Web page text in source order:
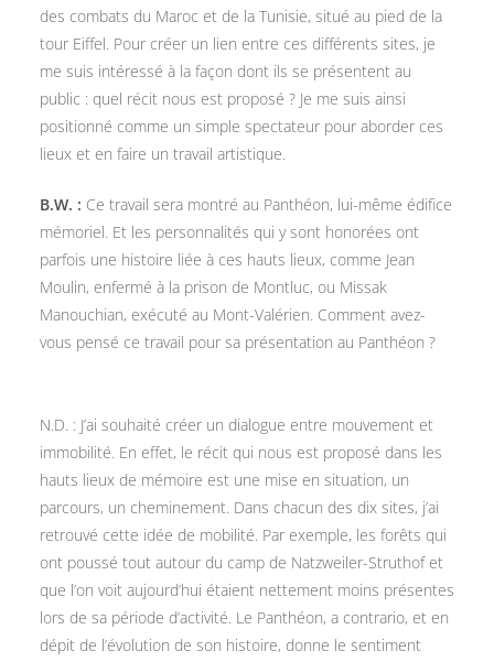
des combats du Maroc et de la Tunisie, situé au pied de la
tour Eiffel. Pour créer un lien entre ces différents sites, je
me suis intéressé à la façon dont ils se présentent au
public : quel récit nous est proposé ? Je me suis ainsi
positionné comme un simple spectateur pour aborder ces
lieux et en faire un travail artistique.
B.W. : Ce travail sera montré au Panthéon, lui-même édifice
mémoriel. Et les personnalités qui y sont honorées ont
parfois une histoire liée à ces hauts lieux, comme Jean
Moulin, enfermé à la prison de Montluc, ou Missak
Manouchian, exécuté au Mont-Valérien. Comment avez-
vous pensé ce travail pour sa présentation au Panthéon ?
N.D. : J’ai souhaité créer un dialogue entre mouvement et
immobilité. En effet, le récit qui nous est proposé dans les
hauts lieux de mémoire est une mise en situation, un
parcours, un cheminement. Dans chacun des dix sites, j’ai
retrouvé cette idée de mobilité. Par exemple, les forêts qui
ont poussé tout autour du camp de Natzweiler-Struthof et
que l’on voit aujourd’hui étaient nettement moins présentes
lors de sa période d’activité. Le Panthéon, a contrario, et en
dépit de l’évolution de son histoire, donne le sentiment